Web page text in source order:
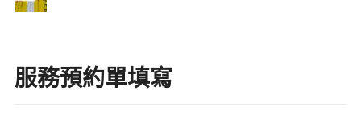
服務預約單填寫